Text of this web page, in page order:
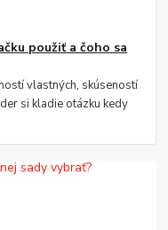
použiť a čoho sa
vlastných, skúseností
si kladie otázku kedy